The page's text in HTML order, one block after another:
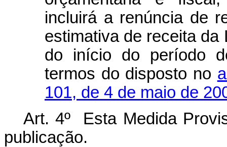
incluirá a renúncia de
estimativa de receita da
do início do período
termos do disposto no
101, de 4 de maio de
Art. 4º Esta Medida
publicação.